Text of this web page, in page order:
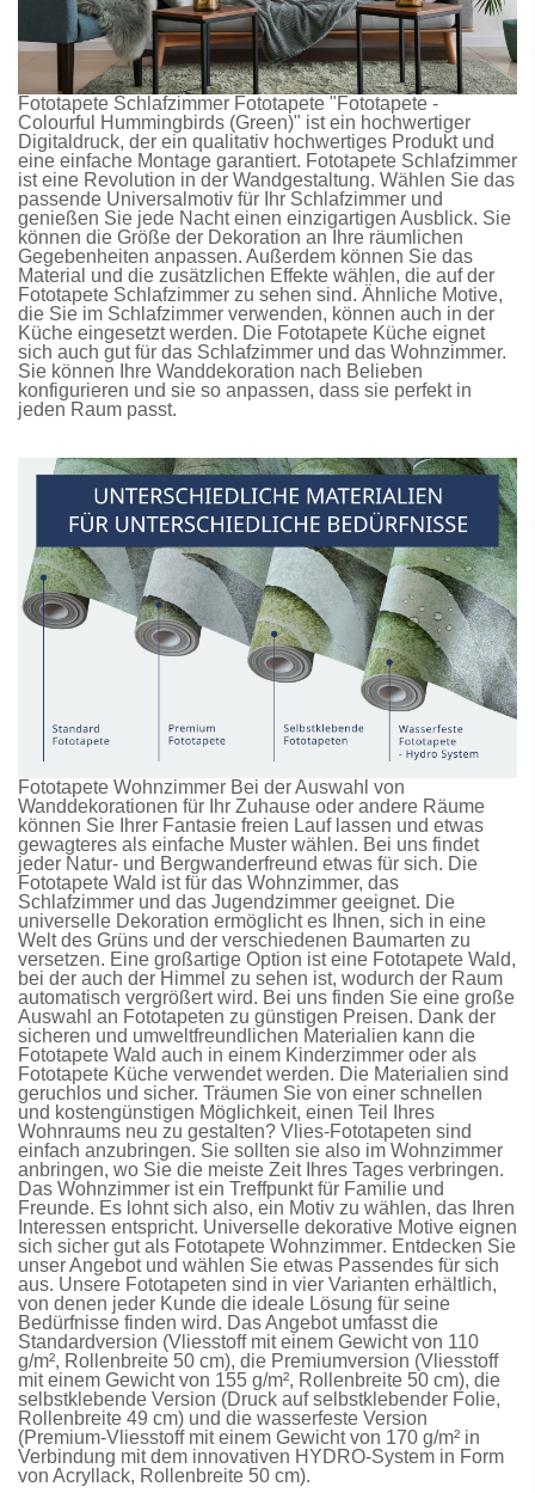
Fototapete Schlafzimmer Fototapete "Fototapete -
Colourful Hummingbirds (Green)" ist ein hochwertiger
Digitaldruck, der ein qualitativ hochwertiges Produkt und
eine einfache Montage garantiert. Fototapete Schlafzimmer
ist eine Revolution in der Wandgestaltung. Wählen Sie das
passende Universalmotiv für Ihr Schlafzimmer und
genießen Sie jede Nacht einen einzigartigen Ausblick. Sie
können die Größe der Dekoration an Ihre räumlichen
Gegebenheiten anpassen. Außerdem können Sie das
Material und die zusätzlichen Effekte wählen, die auf der
Fototapete Schlafzimmer zu sehen sind. Ähnliche Motive,
die Sie im Schlafzimmer verwenden, können auch in der
Küche eingesetzt werden. Die Fototapete Küche eignet
sich auch gut für das Schlafzimmer und das Wohnzimmer.
Sie können Ihre Wanddekoration nach Belieben
konfigurieren und sie so anpassen, dass sie perfekt in
jeden Raum passt.
Fototapete Wohnzimmer Bei der Auswahl von
Wanddekorationen für Ihr Zuhause oder andere Räume
können Sie Ihrer Fantasie freien Lauf lassen und etwas
gewagteres als einfache Muster wählen. Bei uns findet
jeder Natur- und Bergwanderfreund etwas für sich. Die
Fototapete Wald ist für das Wohnzimmer, das
Schlafzimmer und das Jugendzimmer geeignet. Die
universelle Dekoration ermöglicht es Ihnen, sich in eine
Welt des Grüns und der verschiedenen Baumarten zu
versetzen. Eine großartige Option ist eine Fototapete Wald,
bei der auch der Himmel zu sehen ist, wodurch der Raum
automatisch vergrößert wird. Bei uns finden Sie eine große
Auswahl an Fototapeten zu günstigen Preisen. Dank der
sicheren und umweltfreundlichen Materialien kann die
Fototapete Wald auch in einem Kinderzimmer oder als
Fototapete Küche verwendet werden. Die Materialien sind
geruchlos und sicher. Träumen Sie von einer schnellen
und kostengünstigen Möglichkeit, einen Teil Ihres
Wohnraums neu zu gestalten? Vlies-Fototapeten sind
einfach anzubringen. Sie sollten sie also im Wohnzimmer
anbringen, wo Sie die meiste Zeit Ihres Tages verbringen.
Das Wohnzimmer ist ein Treffpunkt für Familie und
Freunde. Es lohnt sich also, ein Motiv zu wählen, das Ihren
Interessen entspricht. Universelle dekorative Motive eignen
sich sicher gut als Fototapete Wohnzimmer. Entdecken Sie
unser Angebot und wählen Sie etwas Passendes für sich
aus. Unsere Fototapeten sind in vier Varianten erhältlich,
von denen jeder Kunde die ideale Lösung für seine
Bedürfnisse finden wird. Das Angebot umfasst die
Standardversion (Vliesstoff mit einem Gewicht von 110
g/m², Rollenbreite 50 cm), die Premiumversion (Vliesstoff
mit einem Gewicht von 155 g/m², Rollenbreite 50 cm), die
selbstklebende Version (Druck auf selbstklebender Folie,
Rollenbreite 49 cm) und die wasserfeste Version
(Premium-Vliesstoff mit einem Gewicht von 170 g/m² in
Verbindung mit dem innovativen HYDRO-System in Form
von Acryllack, Rollenbreite 50 cm).